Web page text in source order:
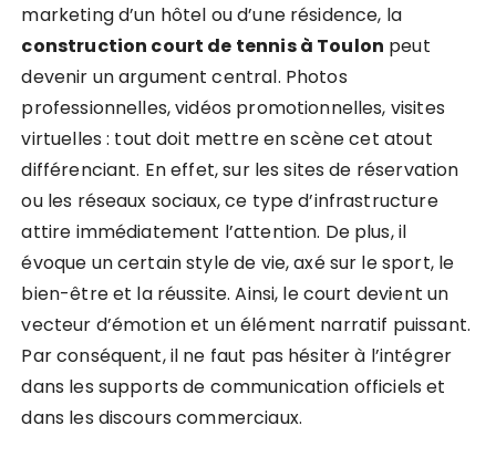
marketing d’un hôtel ou d’une résidence, la
construction court de tennis à Toulon peut
devenir un argument central. Photos
professionnelles, vidéos promotionnelles, visites
virtuelles : tout doit mettre en scène cet atout
différenciant. En effet, sur les sites de réservation
ou les réseaux sociaux, ce type d’infrastructure
attire immédiatement l’attention. De plus, il
évoque un certain style de vie, axé sur le sport, le
bien-être et la réussite. Ainsi, le court devient un
vecteur d’émotion et un élément narratif puissant.
Par conséquent, il ne faut pas hésiter à l’intégrer
dans les supports de communication officiels et
dans les discours commerciaux.